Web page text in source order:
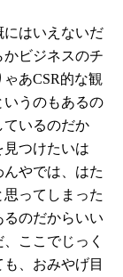
はいえないだ
ビジネスのチ
あCSR的な観
いうのもあるの
ているのだか
つけたいは
やでは、はた
ってしまった
のだからいい
ここでじっく
、おみやげ目